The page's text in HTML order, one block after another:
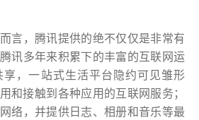
言，腾讯提供的绝不仅仅是非常有
讯多年来积累下的丰富的互联网运
，一站式生活平台隐约可见雏形
接触到各种应用的互联网服务；
络，并提供日志、相册和音乐等最